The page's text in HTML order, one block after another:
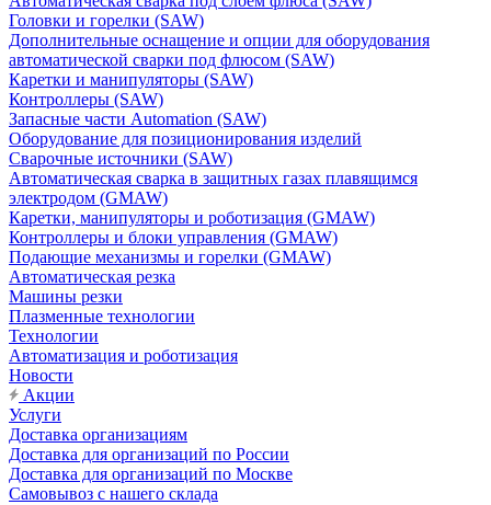
Головки и горелки (SAW)
Дополнительные оснащение и опции для оборудования
автоматической сварки под флюсом (SAW)
Каретки и манипуляторы (SAW)
Контроллеры (SAW)
Запасные части Automation (SAW)
Оборудование для позиционирования изделий
Сварочные источники (SAW)
Автоматическая сварка в защитных газах плавящимся
электродом (GMAW)
Каретки, манипуляторы и роботизация (GMAW)
Контроллеры и блоки управления (GMAW)
Подающие механизмы и горелки (GMAW)
Автоматическая резка
Машины резки
Плазменные технологии
Технологии
Автоматизация и роботизация
Новости
Акции
Услуги
Доставка организациям
Доставка для организаций по России
Доставка для организаций по Москве
Самовывоз с нашего склада